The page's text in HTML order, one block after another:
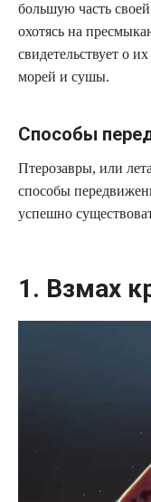
большую часть
охотясь на
свидетельствует о
морей и сушы.
Способы
Птерозавры, или
способы
успешно
1. Взмах